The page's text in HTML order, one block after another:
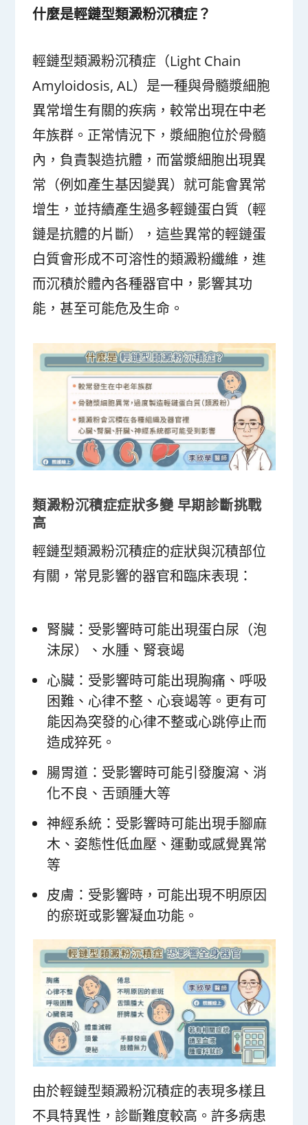
什麼是輕鏈型類澱粉沉積症？
輕鏈型類澱粉沉積症（Light Chain
Amyloidosis, AL）是一種與骨髓漿細胞
異常增生有關的疾病，較常出現在中老
年族群。正常情況下，漿細胞位於骨髓
內，負責製造抗體，而當漿細胞出現異
常（例如產生基因變異）就可能會異常
增生，並持續產生過多輕鏈蛋白質（輕
鏈是抗體的片斷），這些異常的輕鏈蛋
白質會形成不可溶性的類澱粉纖維，進
而沉積於體內各種器官中，影響其功
能，甚至可能危及生命。
類澱粉沉積症症狀多變 早期診斷挑戰
高
輕鏈型類澱粉沉積症的症狀與沉積部位
有關，常見影響的器官和臨床表現：
腎臟：受影響時可能出現蛋白尿（泡
沫尿）、水腫、腎衰竭
心臟：受影響時可能出現胸痛、呼吸
困難、心律不整、心衰竭等。更有可
能因為突發的心律不整或心跳停止而
造成猝死。
腸胃道：受影響時可能引發腹瀉、消
化不良、舌頭腫大等
神經系統：受影響時可能出現手腳麻
木、姿態性低血壓、運動或感覺異常
等
皮膚：受影響時，可能出現不明原因
的瘀斑或影響凝血功能。
由於輕鏈型類澱粉沉積症的表現多樣且
不具特異性，診斷難度較高。許多病患